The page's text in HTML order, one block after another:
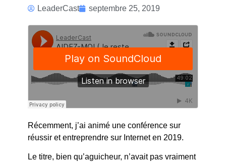
SILENCE, ON
TOURNE
LeaderCast septembre 25, 2019
Récemment, j’ai animé une conférence sur
réussir et entreprendre sur Internet en 2019.
Le titre, bien qu’aguicheur, n’avait pas vraiment